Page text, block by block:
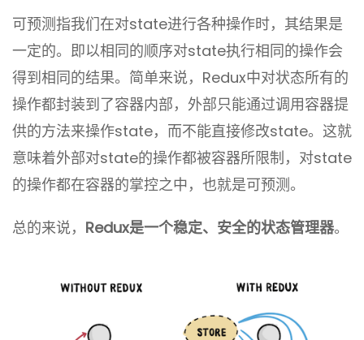
可预测指我们在对state进行各种操作时，其结果是
一定的。即以相同的顺序对state执行相同的操作会
得到相同的结果。简单来说，Redux中对状态所有的
操作都封装到了容器内部，外部只能通过调用容器提
供的方法来操作state，而不能直接修改state。这就
意味着外部对state的操作都被容器所限制，对state
的操作都在容器的掌控之中，也就是可预测。
总的来说， Redux是一个稳定、安全的状态管理器。